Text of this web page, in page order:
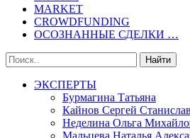
MARKET
CROWDFUNDING
ОСОЗНАННЫЕ СДЕЛКИ …
ЭКСПЕРТЫ
Бурмагина Татьяна
Кайнов Сергей
Неделина Ольга
Мальцева Наталья